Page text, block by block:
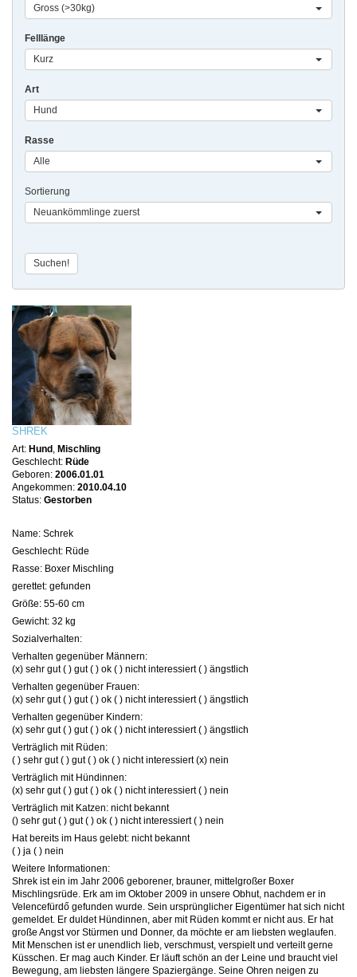
Gross (>30kg)
Felllänge
Kurz
Art
Hund
Rasse
Alle
Sortierung
Neuankömmlinge zuerst
SHREK
Art: Hund , Mischling
Geschlecht: Rüde
Geboren: 2006.01.01
Angekommen: 2010.04.10
Status: Gestorben
Name: Schrek
Geschlecht: Rüde
Rasse: Boxer Mischling
gerettet: gefunden
Größe: 55-60 cm
Gewicht: 32 kg
Sozialverhalten:
Verhalten gegenüber Männern:
(x) sehr gut ( ) gut ( ) ok ( ) nicht interessiert ( ) ängstlich
Verhalten gegenüber Frauen:
(x) sehr gut ( ) gut ( ) ok ( ) nicht interessiert ( ) ängstlich
Verhalten gegenüber Kindern:
(x) sehr gut ( ) gut ( ) ok ( ) nicht interessiert ( ) ängstlich
Verträglich mit Rüden:
( ) sehr gut ( ) gut ( ) ok ( ) nicht interessiert (x) nein
Verträglich mit Hündinnen:
(x) sehr gut ( ) gut ( ) ok ( ) nicht interessiert ( ) nein
Verträglich mit Katzen: nicht bekannt
() sehr gut ( ) gut ( ) ok ( ) nicht interessiert ( ) nein
Hat bereits im Haus gelebt: nicht bekannt
( ) ja ( ) nein
Weitere Informationen:
Shrek ist ein im Jahr 2006 geborener, brauner, mittelgroßer Boxer
Mischlingsrüde. Erk am im Oktober 2009 in unsere Obhut, nachdem er in
Velencefürdő gefunden wurde. Sein ursprünglicher Eigentümer hat sich nicht
gemeldet. Er duldet Hündinnen, aber mit Rüden kommt er nicht aus. Er hat
große Angst vor Stürmen und Donner, da möchte er am liebsten weglaufen.
Mit Menschen ist er unendlich lieb, verschmust, verspielt und verteilt gerne
Küsschen. Er mag auch Kinder. Er läuft schön an der Leine und braucht viel
Bewegung, am liebsten längere Spaziergänge. Seine Ohren neigen zu